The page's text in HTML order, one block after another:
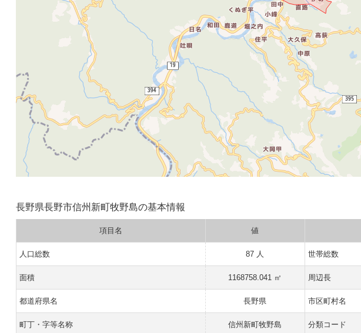
長野県長野市信州新町牧野島の基本情報
項目名 値
人口総数 87 人 世帯総数
面積 1168758.041 ㎡ 周辺長
都道府県名 長野県 市区町村名
町丁・字等名称 信州新町牧野島 分類コード